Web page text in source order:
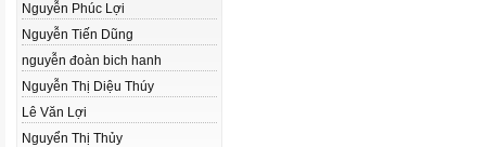
Nguyễn Phúc Lợi
Nguyễn Tiến Dũng
nguyễn đoàn bich hanh
Nguyễn Thị Diệu Thúy
Lê Văn Lợi
Nguyển Thị Thủy